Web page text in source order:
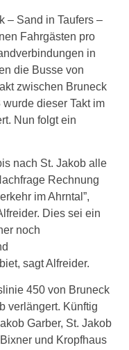
– Sand in Taufers –
Fahrgästen pro
in
die Busse von
zwischen Bruneck
dieser Takt im
Nun folgt ein
nach St. Jakob alle
Rechnung
im Ahrntal”,
Dies sei ein
noch
sagt Alfreider.
450 von Bruneck
verlängert. Künftig
Garber, St. Jakob
und Kropfhaus